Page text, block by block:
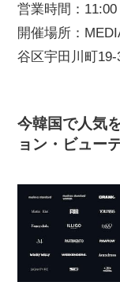
営業時間：
開催場所：
谷区宇田川町19-
今韓国で人気
ョン・ビュー